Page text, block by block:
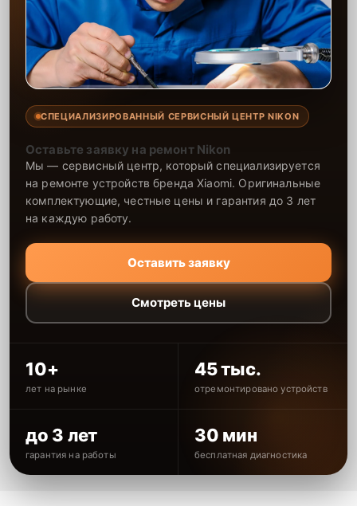
СПЕЦИАЛИЗИРОВАННЫЙ СЕРВИСНЫЙ ЦЕНТР NIKON
Оставьте заявку на ремонт Nikon
Мы — сервисный центр, который специализируется
на ремонте устройств бренда Xiaomi. Оригинальные
комплектующие, честные цены и гарантия до 3 лет
на каждую работу.
Оставить заявку
Смотреть цены
10+
лет на рынке
45 тыс.
отремонтировано устройств
до 3 лет
гарантия на работы
30 мин
бесплатная диагностика